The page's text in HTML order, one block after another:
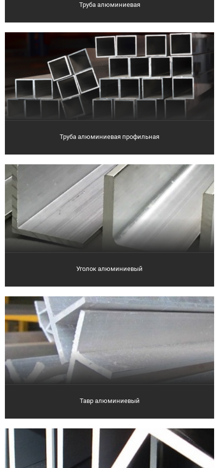
Труба алюминиевая
Труба алюминиевая профильная
Уголок алюминиевый
Тавр алюминиевый